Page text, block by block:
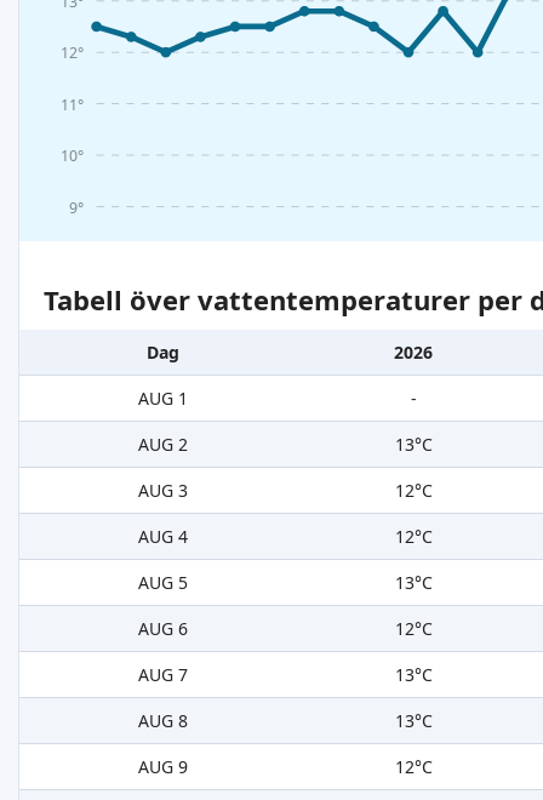
9°
10°
11°
12°
Tabell över vattentemperaturer per
Dag
2026
AUG 1
-
AUG 2
13°C
AUG 3
12°C
AUG 4
12°C
AUG 5
13°C
AUG 6
12°C
AUG 7
13°C
AUG 8
13°C
AUG 9
12°C